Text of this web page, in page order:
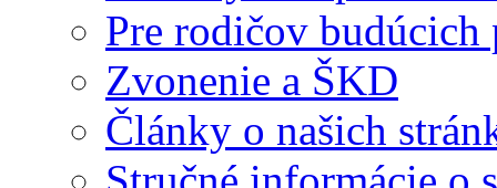
Pre rodičov budúcich
Zvonenie a ŠKD
Články o našich